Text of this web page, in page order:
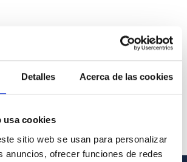
Detalles Acerca de las cookies
usa cookies
sitio web se usan para personalizar
anuncios, ofrecer funciones de redes